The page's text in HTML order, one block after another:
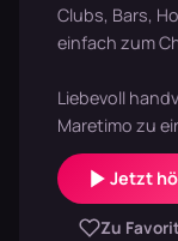
Clubs, Bars,
einfach zum
Liebevoll
Maretimo zu
Jetzt
Zu